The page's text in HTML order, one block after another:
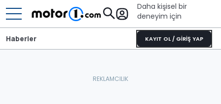
Daha kişisel bir
deneyim için
KAYIT OL / GİRİŞ YAP
Haberler